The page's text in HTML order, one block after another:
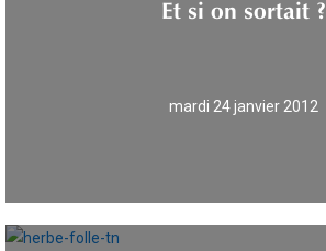
Et si on sortait ?
mardi 24 janvier 2012